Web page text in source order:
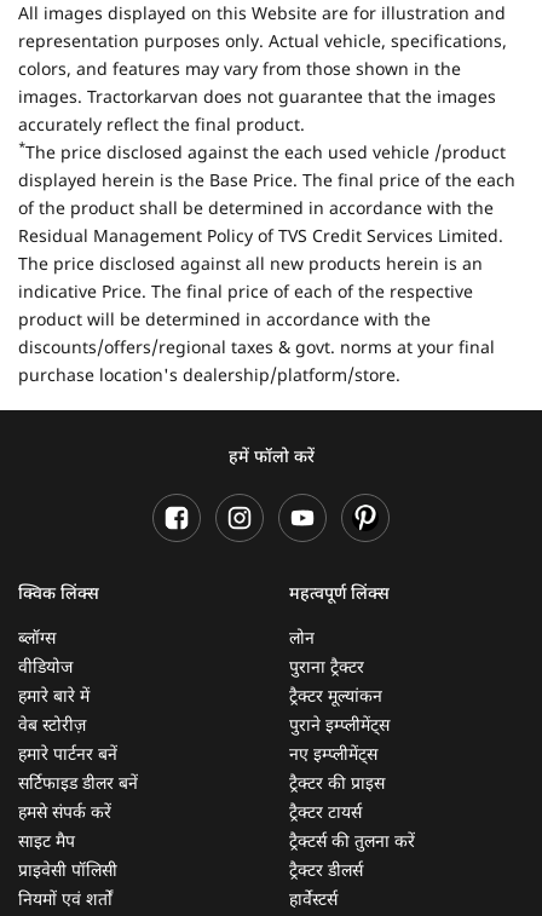
All images displayed on this Website are for illustration and
representation purposes only. Actual vehicle, specifications,
colors, and features may vary from those shown in the
images. Tractorkarvan does not guarantee that the images
accurately reflect the final product.
*The price disclosed against the each used vehicle /product
displayed herein is the Base Price. The final price of the each
of the product shall be determined in accordance with the
Residual Management Policy of TVS Credit Services Limited.
The price disclosed against all new products herein is an
indicative Price. The final price of each of the respective
product will be determined in accordance with the
discounts/offers/regional taxes & govt. norms at your final
purchase location's dealership/platform/store.
हमें फॉलो करें
क्विक लिंक्स
ब्लॉग्स
वीडियोज
हमारे बारे में
वेब स्टोरीज़
हमारे पार्टनर बनें
सर्टिफाइड डीलर बनें
हमसे संपर्क करें
साइट मैप
प्राइवेसी पॉलिसी
नियमों एवं शर्तों
महत्वपूर्ण लिंक्स
लोन
पुराना ट्रैक्टर
ट्रैक्टर मूल्यांकन
पुराने इम्प्लीमेंट्स
नए इम्प्लीमेंट्स
ट्रैक्टर की प्राइस
ट्रैक्टर टायर्स
ट्रैक्टर्स की तुलना करें
ट्रैक्टर डीलर्स
हार्वेस्टर्स